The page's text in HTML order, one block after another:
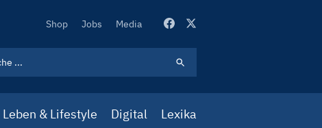
Secondary
Shop Jobs Media
Leben & Lifestyle Digital Lexika